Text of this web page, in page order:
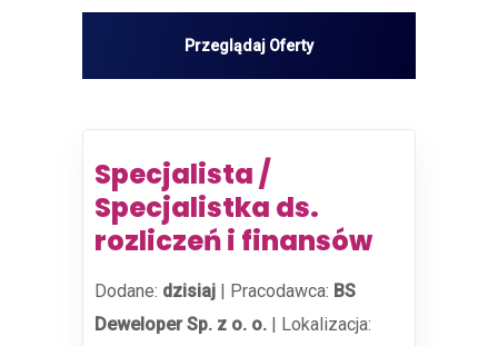
Specjalista /
Specjalistka ds.
rozliczeń i finansów
Dodane: dzisiaj | Pracodawca: BS
Deweloper Sp. z o. o. | Lokalizacja: